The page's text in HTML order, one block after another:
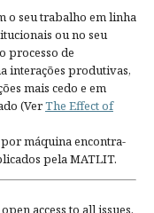
o seu trabalho em linha
ou no seu
processo de
interações produtivas,
mais cedo e em
(VerThe Effect of
máquina encontra-
pela MATLIT.
access to all issues.